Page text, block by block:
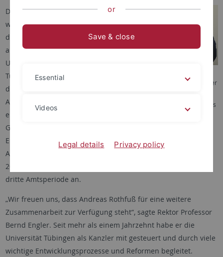
Kanzler Dr. Andreas Rothfuß und der
Prof. Dr. Antonio Loprieno (von links
Dr. Andreas Rothfuß wird für
weitere acht Jahre als Kanzler
der Universitätsleitung
angehören: Senat und
Universitätsrat der Universität
Tübingen bestätigten im April
den amtierenden Kanzler im
Amt. Das Votum erfolgte
einstimmig, ohne
Gegenstimmen und
Enthaltungen. Die neue
Amtszeit beginnt am 27. Juni 2019. Andreas Rothfuß ist seit
2003 Kanzler der Universität Tübingen und tritt damit seine
dritte Amtsperiode an.
„Wir freuen uns, dass Andreas Rothfuß für eine weitere
Zusammenarbeit zur Verfügung steht“, sagte Rektor Professor
Bernd Engler. Seit mehr als einem Jahrzehnt habe er die
Universität Tübingen als Kanzler mit gesteuert und durch viele
wichtige Entwicklungsprozesse und Reformen begleitet.
or
Save & close
Essential
Videos
Legal details Privacy policy